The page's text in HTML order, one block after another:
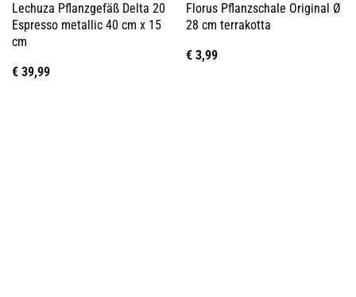
Lechuza Pflanzgefäß Delta 20
Espresso metallic 40 cm x 15
cm
€39,99
Florus Pflanzschale Original Ø
28 cm terrakotta
€3,99